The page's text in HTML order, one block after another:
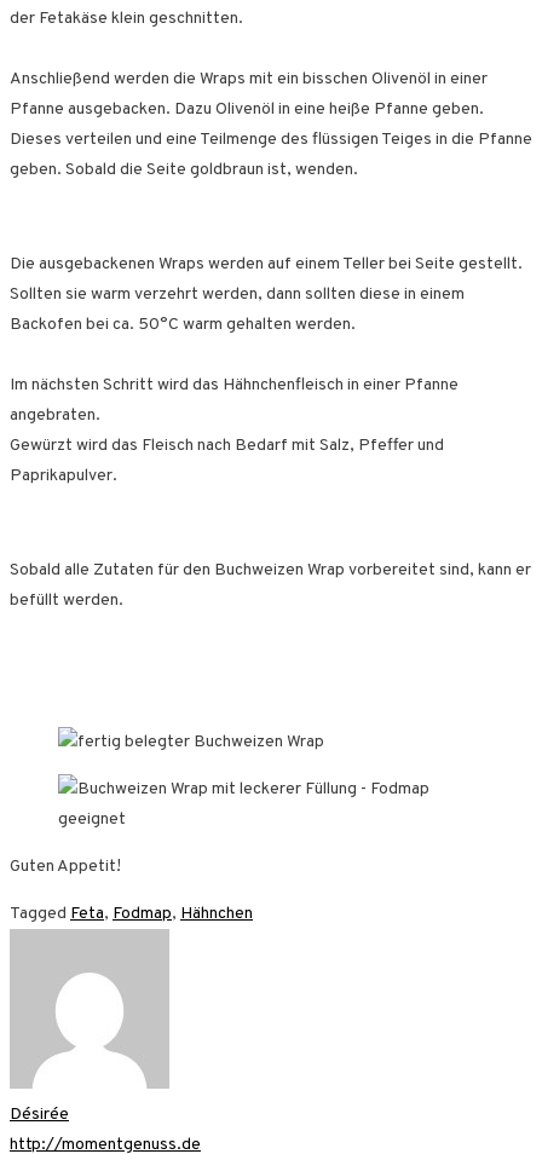
der Fetakäse klein geschnitten.
Anschließend werden die Wraps mit ein bisschen Olivenöl in einer
Pfanne ausgebacken. Dazu Olivenöl in eine heiße Pfanne geben.
Dieses verteilen und eine Teilmenge des flüssigen Teiges in die Pfanne
geben. Sobald die Seite goldbraun ist, wenden.
Die ausgebackenen Wraps werden auf einem Teller bei Seite gestellt.
Sollten sie warm verzehrt werden, dann sollten diese in einem
Backofen bei ca. 50°C warm gehalten werden.
Im nächsten Schritt wird das Hähnchenfleisch in einer Pfanne
angebraten.
Gewürzt wird das Fleisch nach Bedarf mit Salz, Pfeffer und
Paprikapulver.
Sobald alle Zutaten für den Buchweizen Wrap vorbereitet sind, kann er
befüllt werden.
Guten Appetit!
Tagged Feta, Fodmap, Hähnchen
Désirée
http://momentgenuss.de